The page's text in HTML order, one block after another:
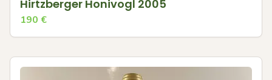
Hirtzberger Honivogl 2005
190 €